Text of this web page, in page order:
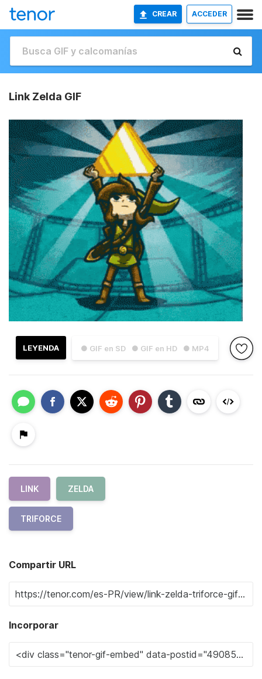
CREAR ACCEDER
Link Zelda GIF
● GIF en SD ● GIF en HD ● MP4
LEYENDA
LINK ZELDA
TRIFORCE
Compartir URL
Incorporar